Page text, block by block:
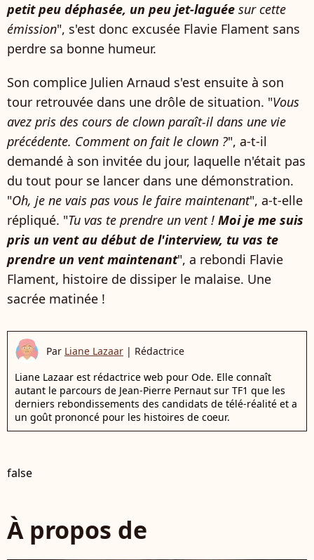
petit peu déphasée, un peu jet-laguée sur cette
émission", s'est donc excusée Flavie Flament sans
perdre sa bonne humeur.
Son complice Julien Arnaud s'est ensuite à son
tour retrouvée dans une drôle de situation. "Vous
avez pris des cours de clown paraît-il dans une vie
précédente. Comment on fait le clown ?", a-t-il
demandé à son invitée du jour, laquelle n'était pas
du tout pour se lancer dans une démonstration.
"Oh, je ne vais pas vous le faire maintenant", a-t-elle
répliqué. "Tu vas te prendre un vent ! Moi je me suis
pris un vent au début de l'interview, tu vas te
prendre un vent maintenant", a rebondi Flavie
Flament, histoire de dissiper le malaise. Une
sacrée matinée !
Par Liane Lazaar | Rédactrice
Liane Lazaar est rédactrice web pour Ode. Elle connaît
autant le parcours de Jean-Pierre Pernaut sur TF1 que les
derniers rebondissements des candidats de télé-réalité et a
un goût prononcé pour les histoires de coeur.
false
À propos de